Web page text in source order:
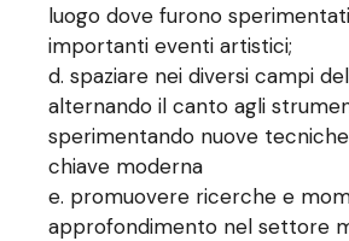
luogo dove furono
importanti eventi artistici;
spaziare nei diversi campi
alternando il canto agli
sperimentando nuove
chiave moderna
promuovere ricerche e
approfondimento nel settore